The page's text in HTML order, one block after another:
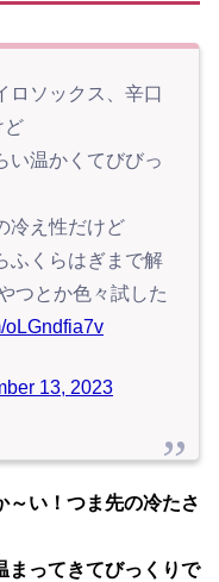
ロソックス、辛口
ど
い温かくてびびっ
冷え性だけど
ふくらはぎまで解
つとか色々試した
oLGndfia7v
13, 2023
～い！つま先の冷たさ
まってきてびっくりで